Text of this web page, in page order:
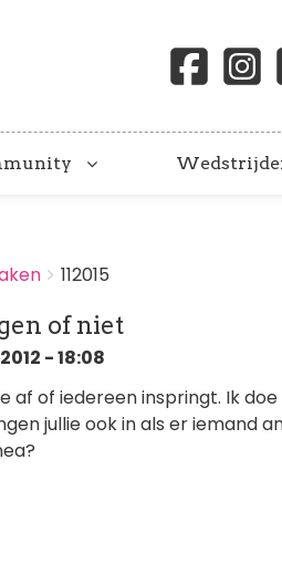
112015
of niet
- 18:08
af of iedereen inspringt. Ik
jullie ook in als er iemand